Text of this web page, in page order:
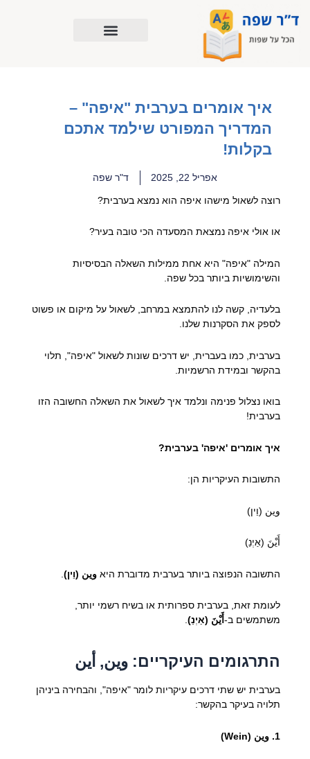
לתוכן
איך אומרים בערבית "איפה" –
המדריך המפורט שילמד אתכם
בקלות!
אפריל 22, 2025 ד"ר שפה
רוצה לשאול מישהו איפה הוא נמצא בערבית?
או אולי איפה נמצאת המסעדה הכי טובה בעיר?
המילה "איפה" היא אחת ממילות השאלה הבסיסיות
והשימושיות ביותר בכל שפה.
בלעדיה, קשה לנו להתמצא במרחב, לשאול על מיקום או פשוט
לספק את הסקרנות שלנו.
בערבית, כמו בעברית, יש דרכים שונות לשאול "איפה", תלוי
בהקשר ובמידת הרשמיות.
בואו נצלול פנימה ונלמד איך לשאול את השאלה החשובה הזו
בערבית!
איך אומרים 'איפה' בערבית?
התשובות העיקריות הן:
وين (וֵין)
أَيْنَ (אַיְנַ)
התשובה הנפוצה ביותר בערבית מדוברת היא وين (וֵין).
לעומת זאת, בערבית ספרותית או בשיח רשמי יותר,
משתמשים ב-أَيْنَ (אַיְנַ).
התרגומים העיקריים: وين, أين
בערבית יש שתי דרכים עיקריות לומר "איפה", והבחירה ביניהן
תלויה בעיקר בהקשר:
1. وين (Wein)